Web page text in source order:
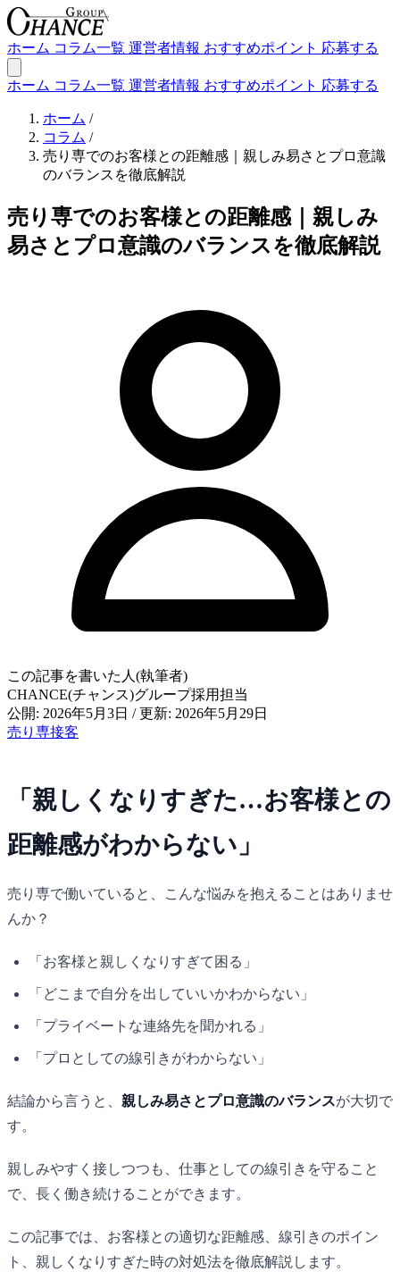
ホーム コラム一覧 運営者情報 おすすめポイント 応募する
ホーム コラム一覧 運営者情報 おすすめポイント 応募する
ホーム /
コラム /
売り専でのお客様との距離感｜親しみ易さとプロ意識
のバランスを徹底解説
売り専でのお客様との距離感｜親しみ
易さとプロ意識のバランスを徹底解説
この記事を書いた人(執筆者)
CHANCE(チャンス)グループ採用担当
公開: 2026年5月3日 / 更新: 2026年5月29日
売り専接客
「親しくなりすぎた…お客様との
距離感がわからない」
売り専で働いていると、こんな悩みを抱えることはありませ
んか？
「お客様と親しくなりすぎて困る」
「どこまで自分を出していいかわからない」
「プライベートな連絡先を聞かれる」
「プロとしての線引きがわからない」
結論から言うと、 親しみ易さとプロ意識のバランスが大切で
す。
親しみやすく接しつつも、仕事としての線引きを守ること
で、長く働き続けることができます。
この記事では、お客様との適切な距離感、線引きのポイン
ト、親しくなりすぎた時の対処法を徹底解説します。